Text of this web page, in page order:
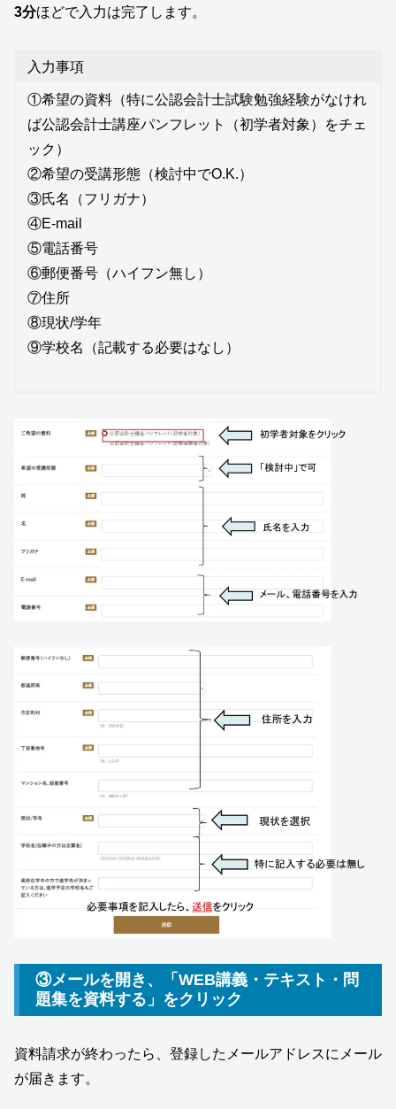
3分ほどで入力は完了します。
入力事項
①希望の資料（特に公認会計士試験勉強経験がなけれ
ば公認会計士講座パンフレット（初学者対象）をチェ
ック）
②希望の受講形態（検討中でO.K.）
③氏名（フリガナ）
④E-mail
⑤電話番号
⑥郵便番号（ハイフン無し）
⑦住所
⑧現状/学年
⑨学校名（記載する必要はなし）
③メールを開き、「WEB講義・テキスト・問
題集を資料する」をクリック
資料請求が終わったら、登録したメールアドレスにメール
が届きます。